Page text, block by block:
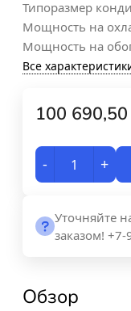
Типоразмер
Мощность на
Мощность на
Все
100 690,50
- +
Уточняйте
заказом!
Обзор